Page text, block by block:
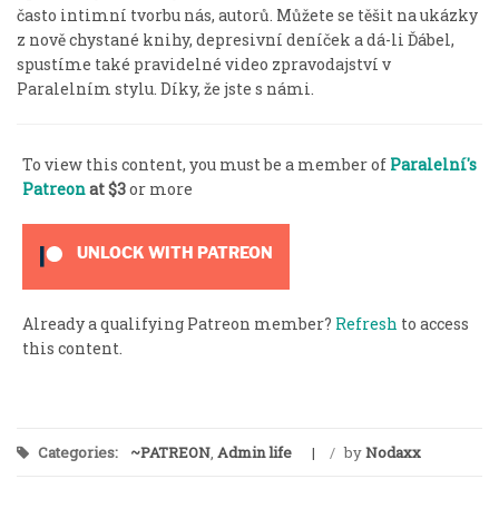
často intimní tvorbu nás, autorů. Můžete se těšit na ukázky
z nově chystané knihy, depresivní deníček a dá-li Ďábel,
spustíme také pravidelné video zpravodajství v
Paralelním stylu. Díky, že jste s námi.
To view this content, you must be a member of Paralelní's
Patreonat $3or more
UNLOCK WITH PATREON
Already a qualifying Patreon member? Refresh to access
this content.
Categories: ~PATREON, Admin life / byNodaxx